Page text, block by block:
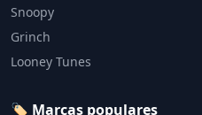
Snoopy
Grinch
Looney Tunes
🏷️ Marcas populares